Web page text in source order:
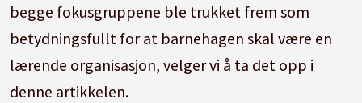
begge fokusgruppene ble trukket frem som
betydningsfullt for at barnehagen skal være en
lærende organisasjon, velger vi å ta det opp i
denne artikkelen.